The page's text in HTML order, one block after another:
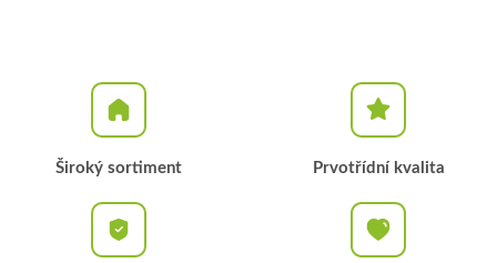
Široký sortiment Prvotřídní kvalita